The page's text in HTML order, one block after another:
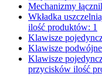
Mechanizmy
Wkładka
ilość produktów: 1
Klawisze
Klawisze podwójne
Klawisze
przycisków ilość